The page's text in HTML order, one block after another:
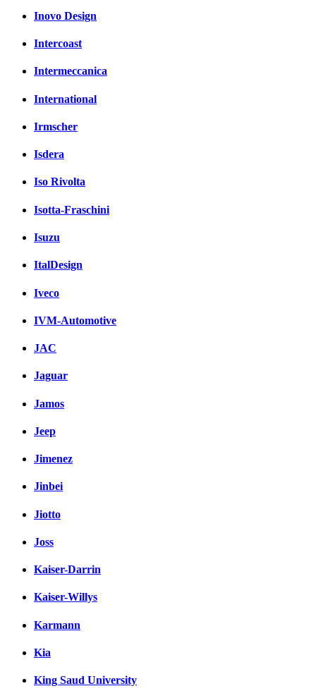
Inovo Design
Intercoast
Intermeccanica
International
Irmscher
Isdera
Iso Rivolta
Isotta-Fraschini
Isuzu
ItalDesign
Iveco
IVM-Automotive
JAC
Jaguar
Jamos
Jeep
Jimenez
Jinbei
Jiotto
Joss
Kaiser-Darrin
Kaiser-Willys
Karmann
Kia
King Saud University